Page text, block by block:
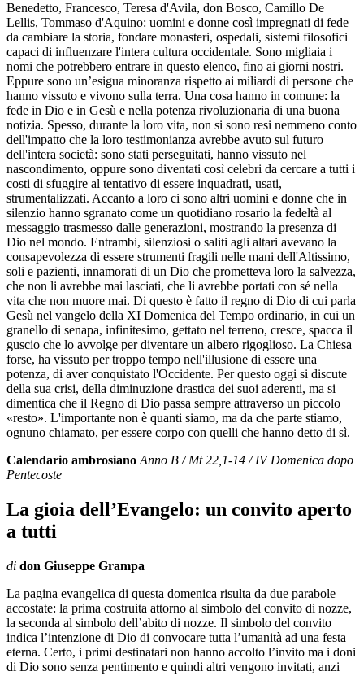
Benedetto, Francesco, Teresa d'Avila, don Bosco, Camillo De
Lellis, Tommaso d'Aquino: uomini e donne così impregnati di fede
da cambiare la storia, fondare monasteri, ospedali, sistemi filosofici
capaci di influenzare l'intera cultura occidentale. Sono migliaia i
nomi che potrebbero entrare in questo elenco, fino ai giorni nostri.
Eppure sono un’esigua minoranza rispetto ai miliardi di persone che
hanno vissuto e vivono sulla terra. Una cosa hanno in comune: la
fede in Dio e in Gesù e nella potenza rivoluzionaria di una buona
notizia. Spesso, durante la loro vita, non si sono resi nemmeno conto
dell'impatto che la loro testimonianza avrebbe avuto sul futuro
dell'intera società: sono stati perseguitati, hanno vissuto nel
nascondimento, oppure sono diventati così celebri da cercare a tutti i
costi di sfuggire al tentativo di essere inquadrati, usati,
strumentalizzati. Accanto a loro ci sono altri uomini e donne che in
silenzio hanno sgranato come un quotidiano rosario la fedeltà al
messaggio trasmesso dalle generazioni, mostrando la presenza di
Dio nel mondo. Entrambi, silenziosi o saliti agli altari avevano la
consapevolezza di essere strumenti fragili nelle mani dell'Altissimo,
soli e pazienti, innamorati di un Dio che prometteva loro la salvezza,
che non li avrebbe mai lasciati, che li avrebbe portati con sé nella
vita che non muore mai. Di questo è fatto il regno di Dio di cui parla
Gesù nel vangelo della XI Domenica del Tempo ordinario, in cui un
granello di senapa, infinitesimo, gettato nel terreno, cresce, spacca il
guscio che lo avvolge per diventare un albero rigoglioso. La Chiesa
forse, ha vissuto per troppo tempo nell'illusione di essere una
potenza, di aver conquistato l'Occidente. Per questo oggi si discute
della sua crisi, della diminuzione drastica dei suoi aderenti, ma si
dimentica che il Regno di Dio passa sempre attraverso un piccolo
«resto». L'importante non è quanti siamo, ma da che parte stiamo,
ognuno chiamato, per essere corpo con quelli che hanno detto di sì.
Calendario ambrosiano Anno B / Mt 22,1-14 / IV Domenica dopo
Pentecoste
La gioia dell’Evangelo: un convito aperto
a tutti
di don Giuseppe Grampa
La pagina evangelica di questa domenica risulta da due parabole
accostate: la prima costruita attorno al simbolo del convito di nozze,
la seconda al simbolo dell’abito di nozze. Il simbolo del convito
indica l’intenzione di Dio di convocare tutta l’umanità ad una festa
eterna. Certo, i primi destinatari non hanno accolto l’invito ma i doni
di Dio sono senza pentimento e quindi altri vengono invitati, anzi